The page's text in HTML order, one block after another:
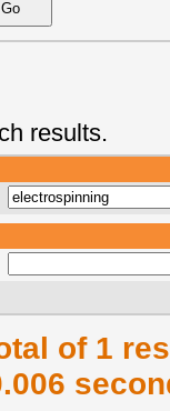
results.
of 1